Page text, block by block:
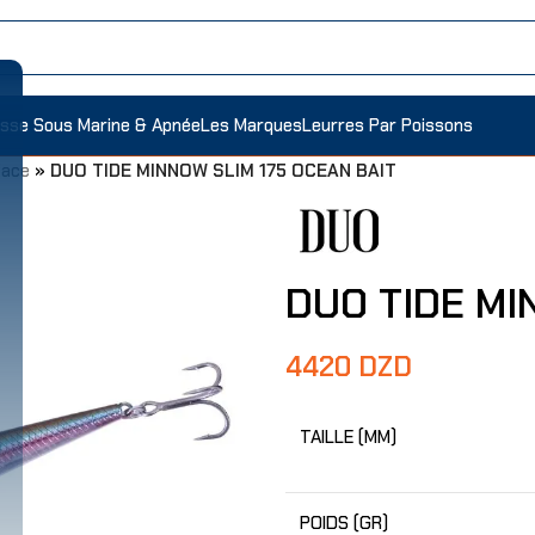
Sous Marine & ApnéeLes MarquesLeurres Par Poissons
» DUO TIDE MINNOW SLIM 175 OCEAN BAIT
DUO TIDE
4420 DZD
TAILLE (MM)
POIDS (GR)